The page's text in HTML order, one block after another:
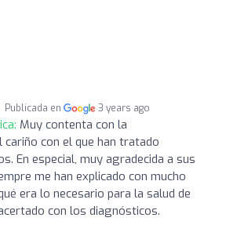
Publicada en 3 years ago
Muy contenta con la
con el que han tratado
En especial, muy agradecida a sus
me han explicado con mucho
era lo necesario para la salud de
con los diagnósticos.